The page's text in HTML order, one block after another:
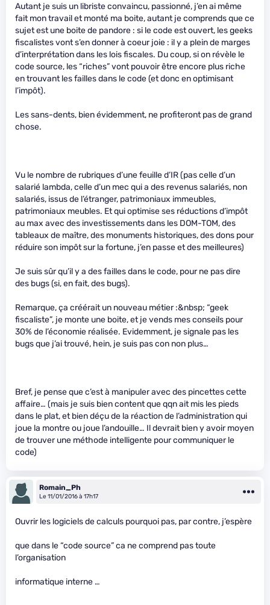
Autant je suis un libriste convaincu, passionné, j’en ai même
fait mon travail et monté ma boite, autant je comprends que ce
sujet est une boite de pandore : si le code est ouvert, les geeks
fiscalistes vont s’en donner à coeur joie : il y a plein de marges
d’interprétation dans les lois fiscales. Du coup, si on révèle le
code source, les “riches” vont pouvoir être encore plus riche
en trouvant les failles dans le code (et donc en optimisant
l’impôt).
Les sans-dents, bien évidemment, ne profiteront pas de grand
chose.
Vu le nombre de rubriques d’une feuille d’IR (pas celle d’un
salarié lambda, celle d’un mec qui a des revenus salariés, non
salariés, issus de l’étranger, patrimoniaux immeubles,
patrimoniaux meubles. Et qui optimise ses réductions d’impôt
au max avec des investissements dans les DOM-TOM, des
tableaux de maître, des monuments historiques, des dons pour
réduire son impôt sur la fortune, j’en passe et des meilleures)
Je suis sûr qu’il y a des failles dans le code, pour ne pas dire
des bugs (si, en fait, des bugs).
Remarque, ça créérait un nouveau métier :&nbsp; “geek
fiscaliste”, je monte une boite, et je vends mes conseils pour
30% de l’économie réalisée. Evidemment, je signale pas les
bugs que j’ai trouvé, hein, je suis pas con non plus…
Bref, je pense que c’est à manipuler avec des pincettes cette
affaire… (mais je suis bien content que qqn ait mis les pieds
dans le plat, et bien déçu de la réaction de l’administration qui
joue la montre ou joue l’andouille… Il devrait bien y avoir moyen
de trouver une méthode intelligente pour communiquer le
code)
Romain_Ph
Le 11/01/2016 à 17h17
Ouvrir les logiciels de calculs pourquoi pas, par contre, j’espère
que dans le “code source” ca ne comprend pas toute
l’organisation
informatique interne …